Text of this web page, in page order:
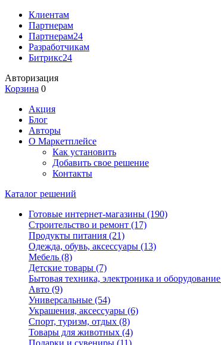
Клиентам
Партнерам
Партнерам24
Разработчикам
Битрикс24
Авторизация
Корзина 0
Акция
Блог
Авторы
О Маркетплейсе
Как установить
Добавить свое решение
Контакты
Каталог решений
Готовые интернет-магазины (190)
Строительство и ремонт (17)
Продукты питания (21)
Одежда, обувь, аксессуары (13)
Мебель (8)
Детские товары (7)
Бытовая техника, электроника и оборудование
Авто (9)
Универсальные (54)
Украшения, аксессуары (6)
Спорт, туризм, отдых (8)
Товары для животных (4)
Подарки и сувениры (11)